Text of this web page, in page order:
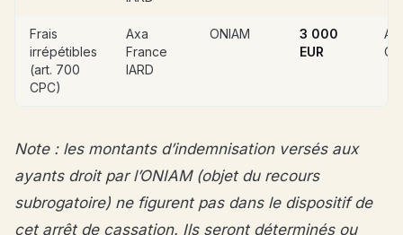
Frais
irrépétibles
(art. 700
CPC)
Axa
France
IARD
ONIAM
3 000
EUR
Note : les montants d’indemnisation versés aux
ayants droit par l’ONIAM (objet du recours
subrogatoire) ne figurent pas dans le dispositif de
cet arrêt de cassation. Ils seront déterminés ou